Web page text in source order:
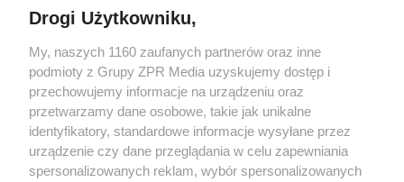
Żaden utwór zamieszczony w serwisie nie może być powielany i
rozpowszechniany lub dalej rozpowszechniany w jakikolwiek sposób (w
tym także elektroniczny lub mechaniczny) na jakimkolwiek polu
eksploatacji w jakiejkolwiek formie, włącznie z umieszczaniem w
Internecie bez pisemnej zgody właściciela praw. Jakiekolwiek użycie lub
wykorzystanie utworów w całości lub w części z naruszeniem prawa,
tzn. bez właściwej zgody, jest zabronione pod groźbą kary i może być
ścigane prawnie.
Drogi Użytkowniku,
My, naszych 1160 zaufanych partnerów oraz inne
podmioty z Grupy ZPR Media uzyskujemy dostęp i
przechowujemy informacje na urządzeniu oraz
przetwarzamy dane osobowe, takie jak unikalne
identyfikatory, standardowe informacje wysyłane przez
urządzenie czy dane przeglądania w celu zapewniania
spersonalizowanych reklam, wybór spersonalizowanych